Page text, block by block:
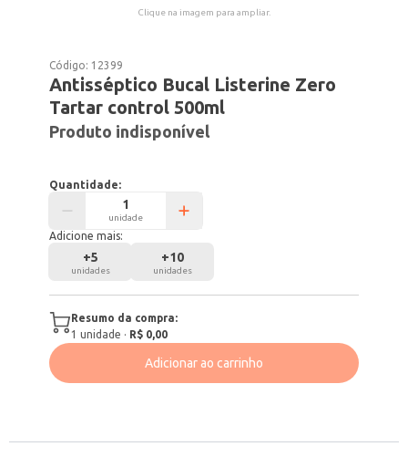
Clique na imagem para ampliar.
Código: 12399
Antisséptico Bucal Listerine Zero
Tartar control 500ml
Produto indisponível
Quantidade:
unidade
Adicione mais:
+5
unidades
+10
unidades
Resumo da compra:
1 unidade · R$ 0,00
Adicionar ao carrinho